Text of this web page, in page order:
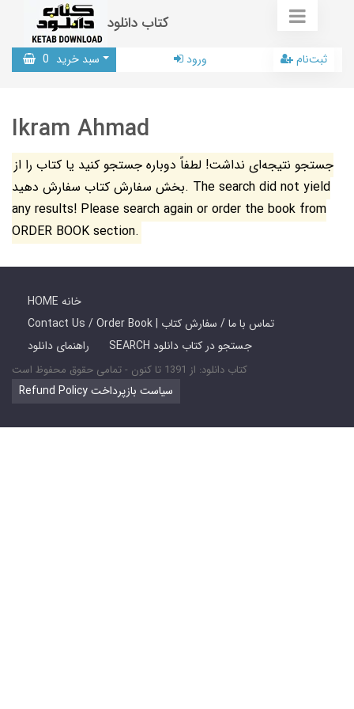
کتاب دانلود
سبد خرید 0 ورود ثبت‌نام
Ikram Ahmad
جستجو نتیجه‌ای نداشت! لطفاً دوباره جستجو کنید یا کتاب را از
بخش سفارش کتاب سفارش دهید. The search did not yield
any results! Please search again or order the book from
ORDER BOOK section.
HOME خانه
Contact Us / Order Book | تماس با ما / سفارش کتاب
راهنمای دانلود
SEARCH جستجو در کتاب دانلود
کتاب دانلود: از 1391 تا کنون - تمامی حقوق محفوظ است
Refund Policy سیاست بازپرداخت